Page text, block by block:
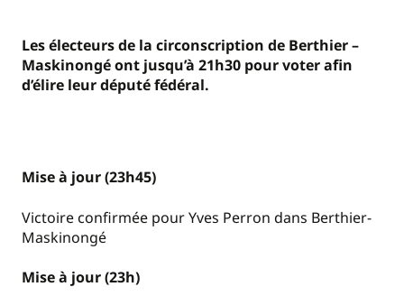
Les électeurs de la circonscription de Berthier –
Maskinongé ont jusqu’à 21h30 pour voter afin
d’élire leur député fédéral.
Mise à jour (23h45)
Victoire confirmée pour Yves Perron dans Berthier-
Maskinongé
Mise à jour (23h)